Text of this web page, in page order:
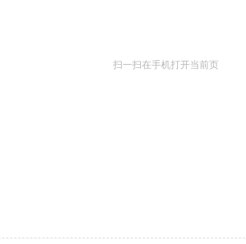
扫一扫在手机打开当前页